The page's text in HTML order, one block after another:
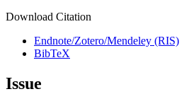
Download Citation
Endnote/Zotero/Mendeley (RIS)
BibTeX
Issue